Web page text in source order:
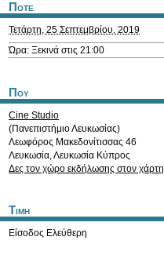
Ποτε
Τετάρτη, 25 Σεπτεμβρίου, 2019
Ώρα: Ξεκινά στις 21:00
Που
Cine Studio
(Πανεπιστήμιο Λευκωσίας)
Λεωφόρος Μακεδονίτισσας 46
Λευκωσία,Λευκωσία Κύπρος
Δες τον χώρο εκδήλωσης στον χάρτη
Τιμη
Είσοδος Ελεύθερη